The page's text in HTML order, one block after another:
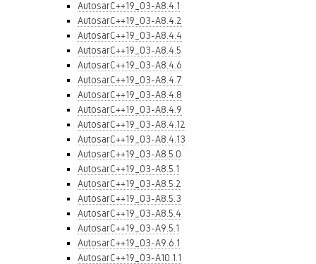
AutosarC++19_03-A8.4.1
AutosarC++19_03-A8.4.2
AutosarC++19_03-A8.4.4
AutosarC++19_03-A8.4.5
AutosarC++19_03-A8.4.6
AutosarC++19_03-A8.4.7
AutosarC++19_03-A8.4.8
AutosarC++19_03-A8.4.9
AutosarC++19_03-A8.4.12
AutosarC++19_03-A8.4.13
AutosarC++19_03-A8.5.0
AutosarC++19_03-A8.5.1
AutosarC++19_03-A8.5.2
AutosarC++19_03-A8.5.3
AutosarC++19_03-A8.5.4
AutosarC++19_03-A9.5.1
AutosarC++19_03-A9.6.1
AutosarC++19_03-A10.1.1